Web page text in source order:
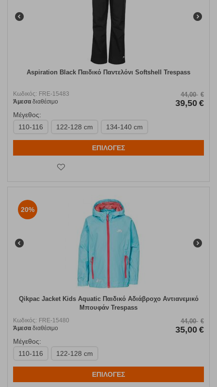
Aspiration Black Παιδικό Παντελόνι Softshell Trespass
Κωδικός: FRE-15483
Άμεσα διαθέσιμο
44,00 €
39,50 €
Μέγεθος:
110-116
122-128 cm 134-140 cm
ΕΠΙΛΟΓΕΣ
20%
Qikpac Jacket Kids Aquatic Παιδικό Αδιάβροχο Αντιανεμικό
Μπουφάν Trespass
Κωδικός: FRE-15480
Άμεσα διαθέσιμο
44,00 €
35,00 €
Μέγεθος:
110-116
122-128 cm
ΕΠΙΛΟΓΕΣ